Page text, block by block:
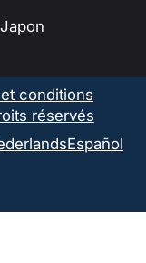
conditions
réservés
Español